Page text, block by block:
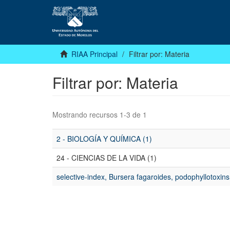
RIAA Principal Filtrar por: Materia
Filtrar por: Materia
Mostrando recursos 1-3 de 1
2 - BIOLOGÍA Y QUÍMICA (1)
24 - CIENCIAS DE LA VIDA (1)
selective-index, Bursera fagaroides,